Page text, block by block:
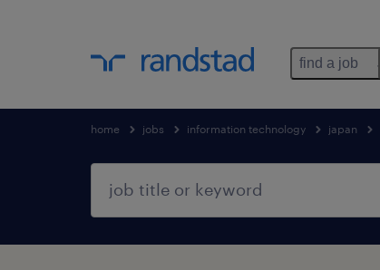
find a job
home jobs information technology japan